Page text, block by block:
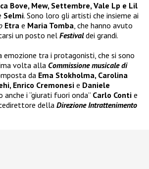
Bove, Mew, Settembre, Vale Lp e Lil
Selmi. Sono loro gli artisti che insieme ai
Etra e Maria Tomba, che hanno avuto
un posto nel Festivaldei grandi.
emozione tra i protagonisti, che si sono
volta alla Commissione musicale di
da Ema Stokholma, Carolina
Enrico Cremonesi e Daniele
anche i “giurati fuori onda” Carlo Conti e
della Direzione Intrattenimento